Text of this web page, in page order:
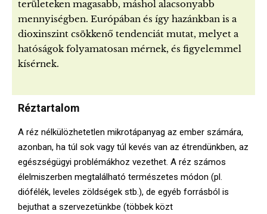
területeken magasabb, máshol alacsonyabb
mennyiségben. Európában és így hazánkban is a
dioxinszint csökkenő tendenciát mutat, melyet a
hatóságok folyamatosan mérnek, és figyelemmel
kísérnek.
Réztartalom
A réz nélkülözhetetlen mikrotápanyag az ember számára,
azonban, ha túl sok vagy túl kevés van az étrendünkben, az
egészségügyi problémákhoz vezethet. A réz számos
élelmiszerben megtalálható természetes módon (pl.
diófélék, leveles zöldségek stb.), de egyéb forrásból is
bejuthat a szervezetünkbe (többek közt